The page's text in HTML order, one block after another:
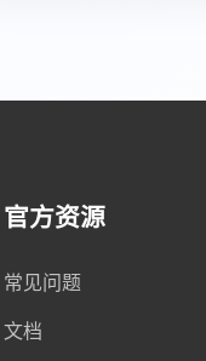
官方资源
常见问题
文档